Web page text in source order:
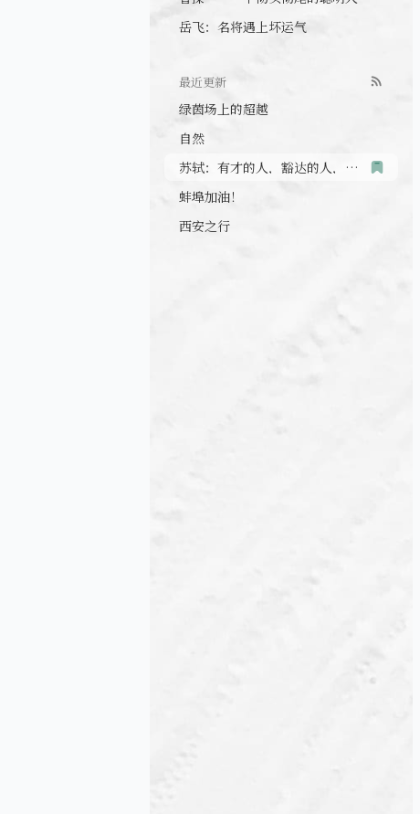
岳飞：名将遇上坏运气
最近更新
绿茵场上的超越
自然
蚌埠加油！
西安之行